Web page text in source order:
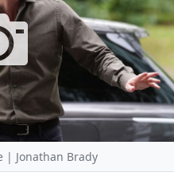
| Jonathan Brady